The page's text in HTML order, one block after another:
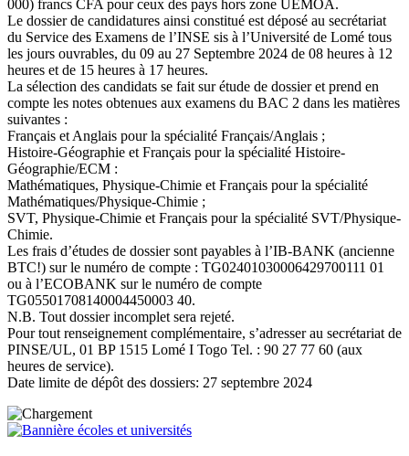
000) francs CFA pour ceux des pays hors zone UEMOA.
Le dossier de candidatures ainsi constitué est déposé au secrétariat
du Service des Examens de l’INSE sis à l’Université de Lomé tous
les jours ouvrables, du 09 au 27 Septembre 2024 de 08 heures à 12
heures et de 15 heures à 17 heures.
La sélection des candidats se fait sur étude de dossier et prend en
compte les notes obtenues aux examens du BAC 2 dans les matières
suivantes :
Français et Anglais pour la spécialité Français/Anglais ;
Histoire-Géographie et Français pour la spécialité Histoire-
Géographie/ECM :
Mathématiques, Physique-Chimie et Français pour la spécialité
Mathématiques/Physique-Chimie ;
SVT, Physique-Chimie et Français pour la spécialité SVT/Physique-
Chimie.
Les frais d’études de dossier sont payables à l’IB-BANK (ancienne
BTC!) sur le numéro de compte : TG02401030006429700111 01
ou à l’ECOBANK sur le numéro de compte
TG05501708140004450003 40.
N.B. Tout dossier incomplet sera rejeté.
Pour tout renseignement complémentaire, s’adresser au secrétariat de
PINSE/UL, 01 BP 1515 Lomé I Togo Tel. : 90 27 77 60 (aux
heures de service).
Date limite de dépôt des dossiers: 27 septembre 2024